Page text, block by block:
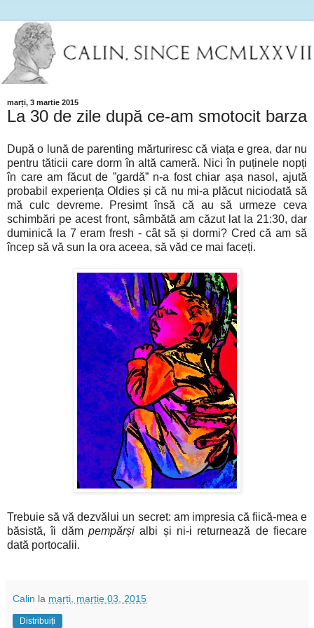
marți, 3 martie 2015
La 30 de zile după ce-am smotocit barza
După o lună de parenting mărturiresc că viața e grea, dar nu
pentru tăticii care dorm în altă cameră. Nici în puținele nopți
în care am făcut de ”gardă” n-a fost chiar așa nasol, ajută
probabil experiența Oldies și că nu mi-a plăcut niciodată să
mă culc devreme. Presimt însă că au să urmeze ceva
schimbări pe acest front, sâmbătă am căzut lat la 21:30, dar
duminică la 7 eram fresh - cât să și dormi? Cred că am să
încep să vă sun la ora aceea, să văd ce mai faceți.
Trebuie să vă dezvălui un secret: am impresia că fiică-mea e
băsistă, îi dăm pempărși albi și ni-i returnează de fiecare
dată portocalii.
Calin la marți, martie 03, 2015
Distribuiți